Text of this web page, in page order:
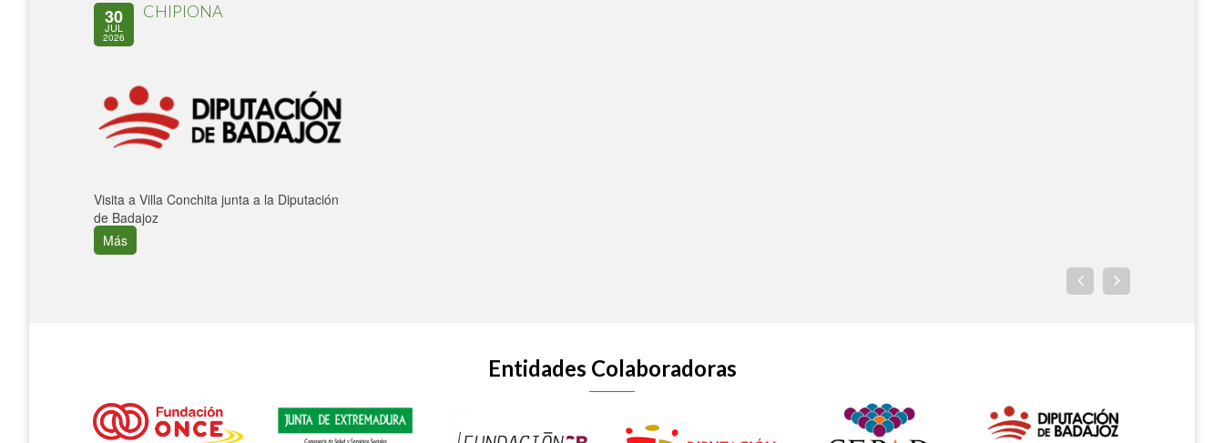
30
JUL
2026
CHIPIONA
Visita a Villa Conchita junta a la Diputación
de Badajoz
Más
Entidades Colaboradoras